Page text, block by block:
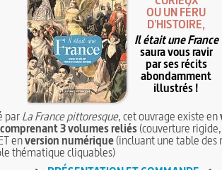
OU UN FÉRU
D'HISTOIRE,
Il était une France
saura vous ravir
par ses récits
abondamment
illustrés !
parLa France pittoresque, cet ouvrage existe en
3 volumes reliés(couverture
enversion numérique(incluant une table des
thématique cliquables)